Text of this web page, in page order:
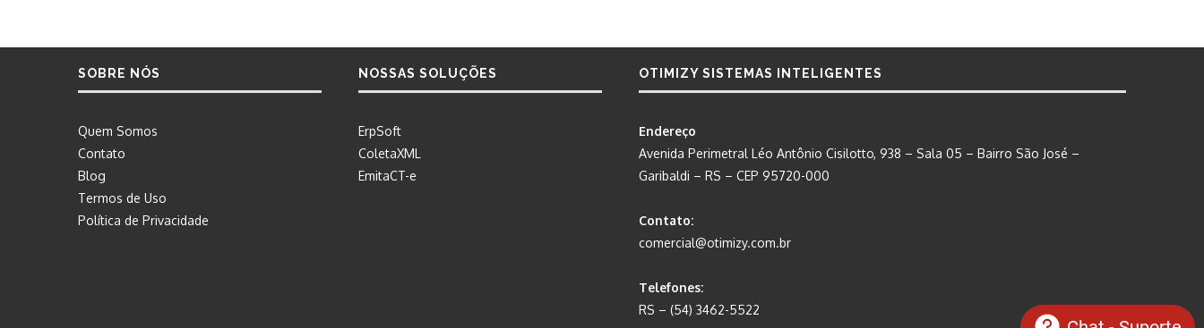
SOBRE NÓS
Quem Somos
Contato
Blog
Termos de Uso
Política de Privacidade
NOSSAS SOLUÇÕES
ErpSoft
ColetaXML
EmitaCT-e
OTIMIZY SISTEMAS INTELIGENTES
Endereço
Avenida Perimetral Léo Antônio Cisilotto, 938 – Sala 05 – Bairro São José –
Garibaldi – RS – CEP 95720-000
Contato:
comercial@otimizy.com.br
Telefones:
RS – (54) 3462-5522